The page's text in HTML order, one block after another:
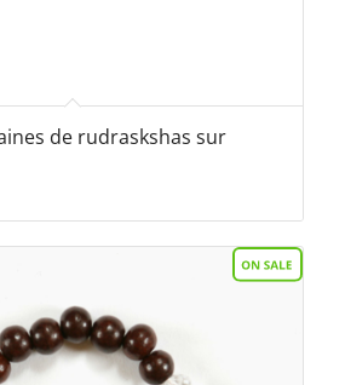
de rudraskshas sur